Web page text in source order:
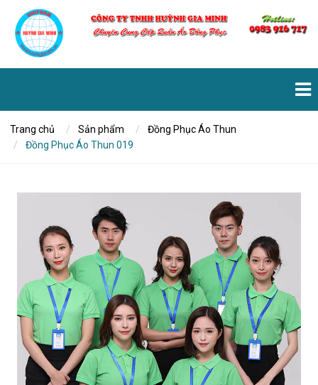
Trang chủ Sản phẩm
Đồng Phục Áo Thun
Đồng Phục Áo Thun 019